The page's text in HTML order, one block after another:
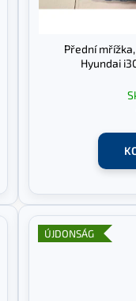
Přední
Hyundai
ÚJDONSÁG